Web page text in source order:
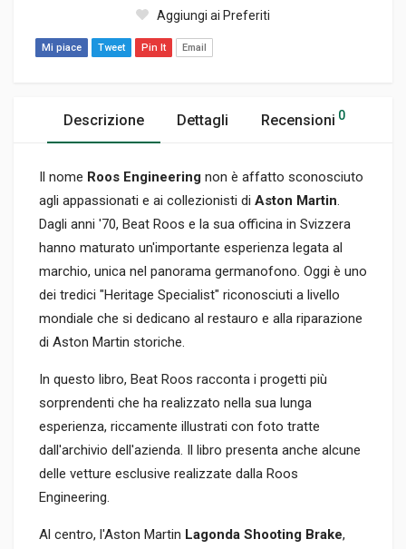
Aggiungi ai Preferiti
Mi piace Tweet Pin It Email
Descrizione Dettagli Recensioni 0
Il nome Roos Engineering non è affatto sconosciuto
agli appassionati e ai collezionisti di Aston Martin.
Dagli anni '70, Beat Roos e la sua officina in Svizzera
hanno maturato un'importante esperienza legata al
marchio, unica nel panorama germanofono. Oggi è uno
dei tredici "Heritage Specialist" riconosciuti a livello
mondiale che si dedicano al restauro e alla riparazione
di Aston Martin storiche.
In questo libro, Beat Roos racconta i progetti più
sorprendenti che ha realizzato nella sua lunga
esperienza, riccamente illustrati con foto tratte
dall'archivio dell'azienda. Il libro presenta anche alcune
delle vetture esclusive realizzate dalla Roos
Engineering.
Al centro, l'Aston Martin Lagonda Shooting Brake,